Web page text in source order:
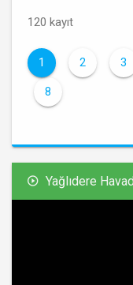
120 kayıt
1 2 3
8
Yağlıdere